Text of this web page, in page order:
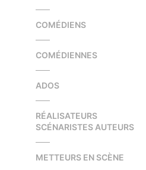
COMÉDIENS
COMÉDIENNES
ADOS
RÉALISATEURS
SCÉNARISTES AUTEURS
METTEURS EN SCÈNE